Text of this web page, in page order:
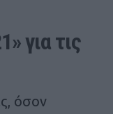
για τις
όσον